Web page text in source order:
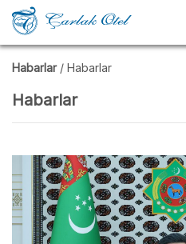
Habarlar / Habarlar
Habarlar